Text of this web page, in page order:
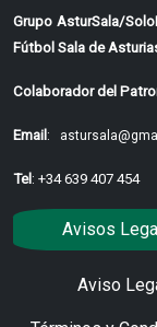
Grupo AsturSala/
Fútbol Sala de
Colaborador del
Email:
Tel: +34 639 407 454
Avisos
Aviso